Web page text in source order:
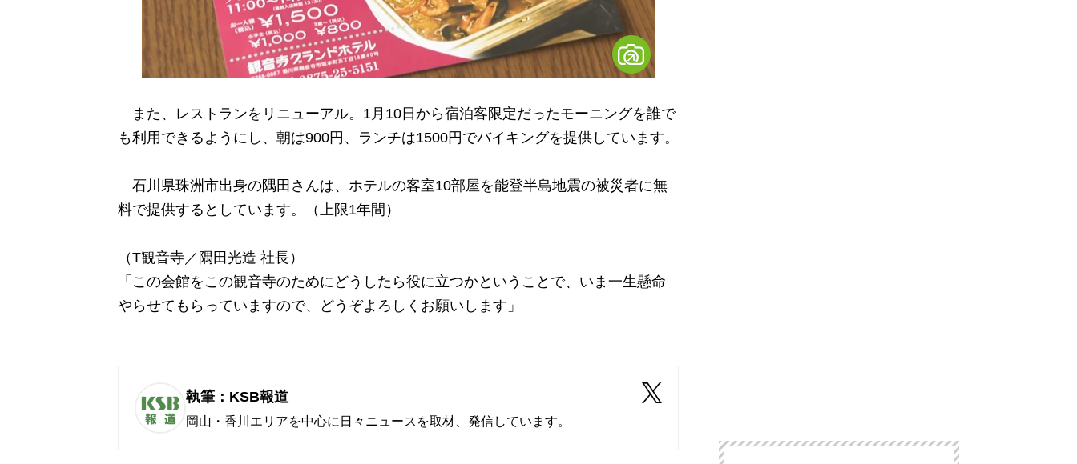
また、レストランをリニューアル。1月10日から宿泊客限定だったモーニングを誰で
も利用できるようにし、朝は900円、ランチは1500円でバイキングを提供しています。
石川県珠洲市出身の隅田さんは、ホテルの客室10部屋を能登半島地震の被災者に無
料で提供するとしています。（上限1年間）
（T観音寺／隅田光造 社長）
「この会館をこの観音寺のためにどうしたら役に立つかということで、いま一生懸命
やらせてもらっていますので、どうぞよろしくお願いします」
執筆：KSB報道
岡山・香川エリアを中心に日々ニュースを取材、発信しています。